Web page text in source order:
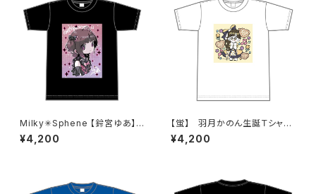
Milky✳︎Sphene 【鈴宮ゆあ】生
誕祭Tシャツ XXL〜XXXLサ
イズ
¥4,200
【蛍】 羽月かのん生誕Ｔシャツ
XXL〜XXXLサイズ
¥4,200